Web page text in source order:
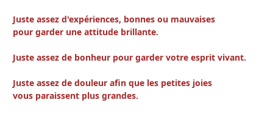
Juste assez d'expériences, bonnes ou mauvaises
pour garder une attitude brillante.
Juste assez de bonheur pour garder votre esprit vivant.
Juste assez de douleur afin que les petites joies
vous paraissent plus grandes.